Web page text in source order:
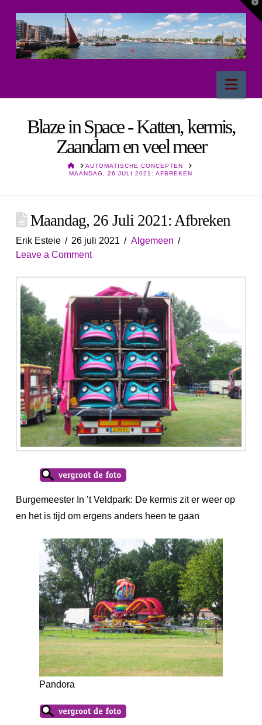
Blaze in Space - Katten, kermis,
Zaandam en veel meer
HOMEAUTOMATISCHE CONCEPTEN
MAANDAG, 26 JULI 2021: AFBREKEN
Maandag, 26 Juli 2021: Afbreken
Erik Esteie 26 juli 2021
Algemeen
Leave a Comment
Burgemeester In ’t Veldpark: De kermis zit er weer op
en het is tijd om ergens anders heen te gaan
Pandora